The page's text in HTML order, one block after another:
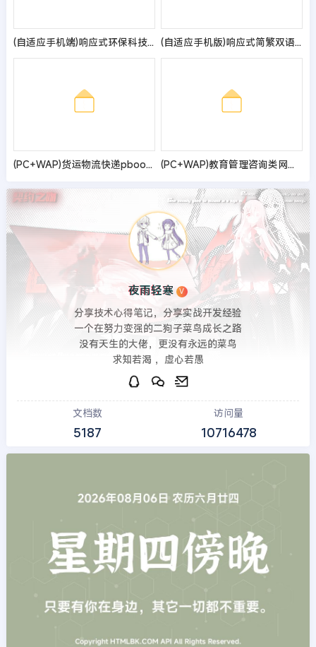
(自适应手机端)响应式环保科技公司网站pbootcms模板 HTML5蓝色环保机械设备网站源码 (自适应手机版)响应式简繁双语黑色轴承齿轮机械制造企业pbootcms模板 机械齿轮设备网站源码
(PC+WAP)货运物流快递pbootcms网站模板 仓储货架类网站源码 (PC+WAP)教育管理咨询类网站pbootcms模板 口才培训网站源码
夜雨轻寒 V
分享技术心得笔记，分享实战开发经验
一个在努力变强的二狗子菜鸟成长之路
没有天生的大佬，更没有永远的菜鸟
求知若渴 ，虚心若愚
文档数
5187
访问量
10716478